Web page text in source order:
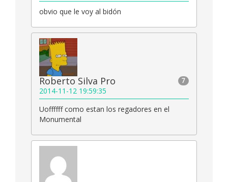
obvio que le voy al bidón
7
Roberto Silva Pro
2014-11-12 19:59:35
Uoffffff como estan los regadores en el
Monumental